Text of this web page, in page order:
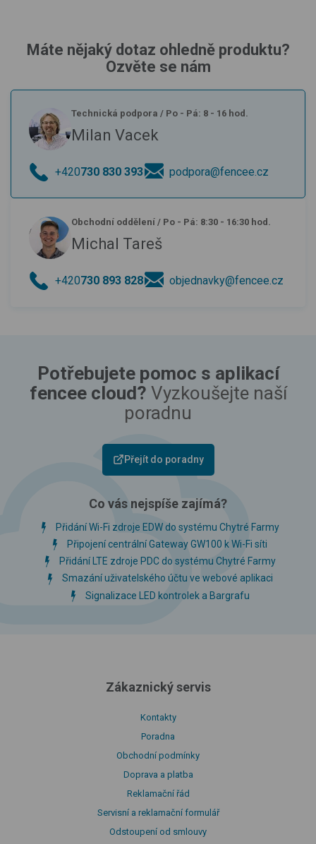
Máte nějaký dotaz ohledně produktu?
Ozvěte se nám
Technická podpora / Po - Pá: 8 - 16 hod.
Milan Vacek
+420730 830 393 podpora@fencee.cz
Obchodní oddělení / Po - Pá: 8:30 - 16:30 hod.
Michal Tareš
+420730 893 828 objednavky@fencee.cz
Potřebujete pomoc s aplikací
fencee cloud? Vyzkoušejte naší
poradnu
Přejít do poradny
Co vás nejspíše zajímá?
Přidání Wi-Fi zdroje EDW do systému Chytré Farmy
Připojení centrální Gateway GW100 k Wi-Fi síti
Přidání LTE zdroje PDC do systému Chytré Farmy
Smazání uživatelského účtu ve webové aplikaci
Signalizace LED kontrolek a Bargrafu
Zákaznický servis
Kontakty
Poradna
Obchodní podmínky
Doprava a platba
Reklamační řád
Servisní a reklamační formulář
Odstoupení od smlouvy